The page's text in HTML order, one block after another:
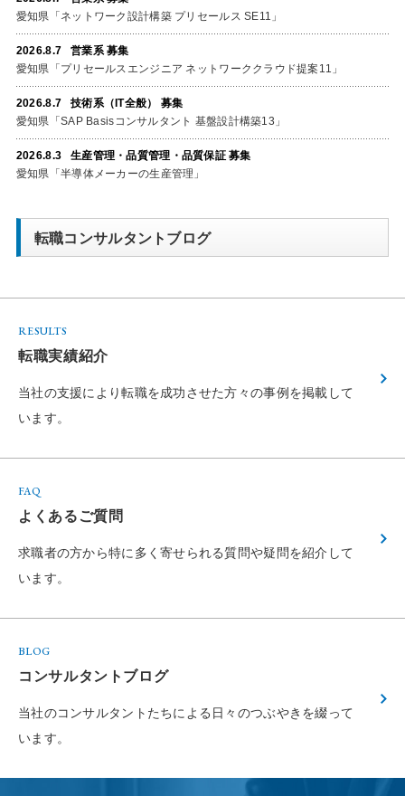
愛知県「ネットワーク設計構築 プリセールス SE11」
2026.8.7 営業系 募集
愛知県「プリセールスエンジニア ネットワーククラウド提案11」
2026.8.7 技術系（IT全般） 募集
愛知県「SAP Basisコンサルタント 基盤設計構築13」
2026.8.3 生産管理・品質管理・品質保証 募集
愛知県「半導体メーカーの生産管理」
転職コンサルタントブログ
RESULTS
転職実績紹介
当社の支援により転職を成功させた方々の事例を掲載して
います。
FAQ
よくあるご質問
求職者の方から特に多く寄せられる質問や疑問を紹介して
います。
BLOG
コンサルタントブログ
当社のコンサルタントたちによる 日々のつぶやきを綴って
います。